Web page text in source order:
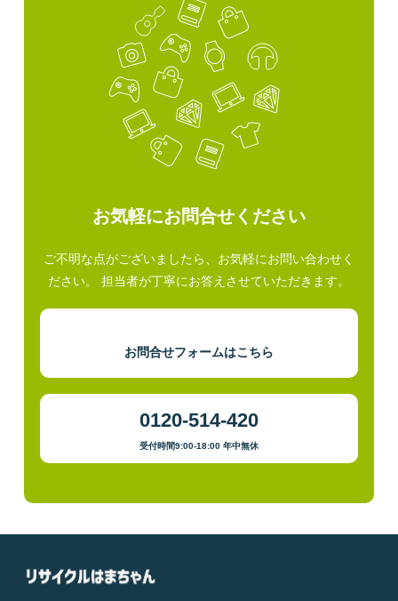
お気軽にお問合せください
ご不明な点がございましたら、お気軽にお問い合わせく
ださい。 担当者が丁寧にお答えさせていただきます。
お問合せフォームはこちら
0120-514-420
受付時間9:00-18:00 年中無休